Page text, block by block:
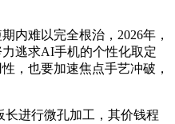
难以完全根治，2026年，
逃求AI手机的个性化取定
，也要加速焦点手艺冲破，
进行微孔加工，其价钱程